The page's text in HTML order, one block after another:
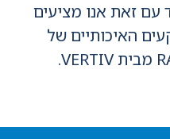
עם זאת אנו מציעים
האיכותיים של